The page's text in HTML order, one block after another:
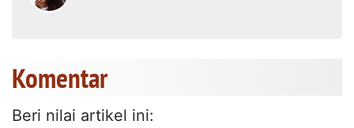
Komentar
Beri nilai artikel ini: